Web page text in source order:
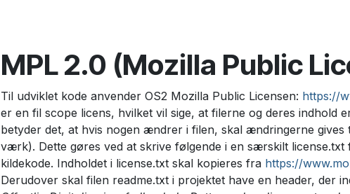
MPL 2.0 (Mozilla Public
Til udviklet kode anvender OS2 Mozilla Public Licensen: https://
er en fil scope licens, hvilket vil sige, at filerne og deres indhold
betyder det, at hvis nogen ændrer i filen, skal ændringerne gives
værk). Dette gøres ved at skrive følgende i en særskilt license.txt
kildekode. Indholdet i license.txt skal kopieres fra https://
Derudover skal filen readme.txt i projektet have en header, der